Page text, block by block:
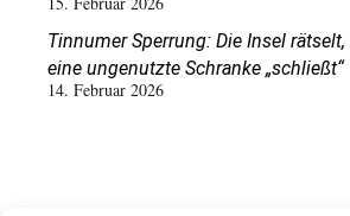
Tinnumer Sperrung: Die Insel
eine ungenutzte Schranke „schließt“
14. Februar 2026